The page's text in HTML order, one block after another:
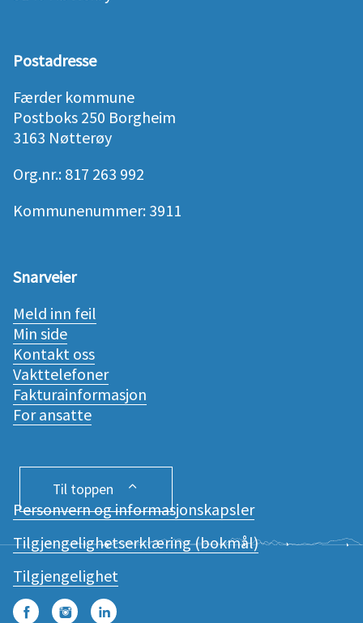
Postadresse
Færder kommune
Postboks 250 Borgheim
3163 Nøtterøy
Org.nr.: 817 263 992
Kommunenummer: 3911
Snarveier
Meld inn feil
Min side
Kontakt oss
Vakttelefoner
Fakturainformasjon
For ansatte
Personvern og informasjonskapsler
Tilgjengelighetserklæring (bokmål)
Tilgjengelighet
FacebookInstagramLinkedIn
Til toppen